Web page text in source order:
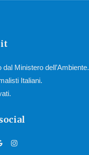
Ministero dell’Ambiente.
Italiani.